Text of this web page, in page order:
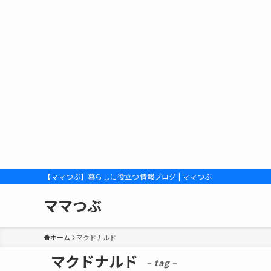
【ママつぶ】暮らしに役立つ情報ブログ | ママつぶ
ママつぶ
ホーム マクドナルド
マクドナルド – tag –